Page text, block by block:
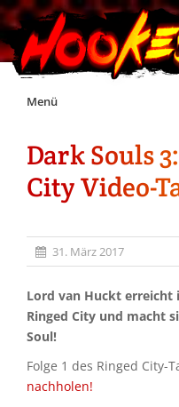
Skip
Menü
Unterstützt Hooked!
Exklusiv für
Impressum
Jobs
Discord
Dark Souls
City Video-
31. März 2017
Lord van Huckt erreicht
Ringed City und macht
Soul!
Folge 1 des Ringed City-
nachholen!